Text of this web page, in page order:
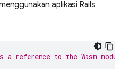
aplikasi Rails
a reference to the Wasm